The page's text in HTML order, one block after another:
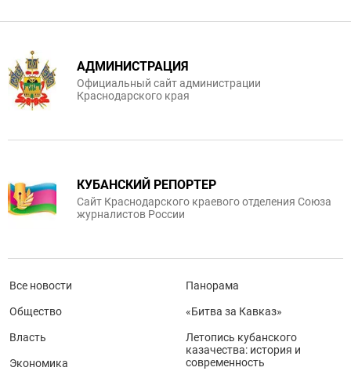
АДМИНИСТРАЦИЯ
Официальный сайт администрации
Краснодарского края
КУБАНСКИЙ РЕПОРТЕР
Сайт Краснодарского краевого отделения Союза
журналистов России
Все новости
Общество
Власть
Экономика
Панорама
«Битва за Кавказ»
Летопись кубанского
казачества: история и
современность